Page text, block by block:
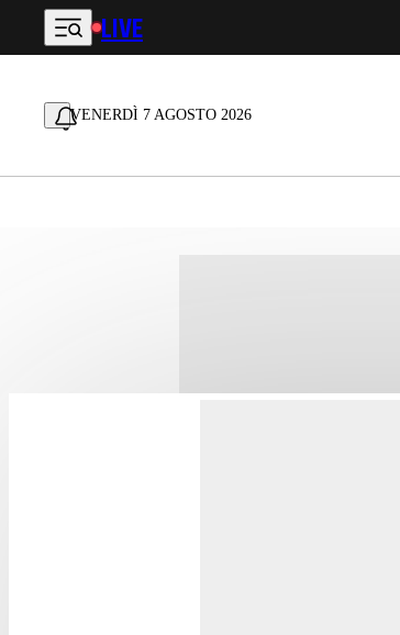
Vai al contenuto principale
LIVE
VENERDÌ 7 AGOSTO 2026